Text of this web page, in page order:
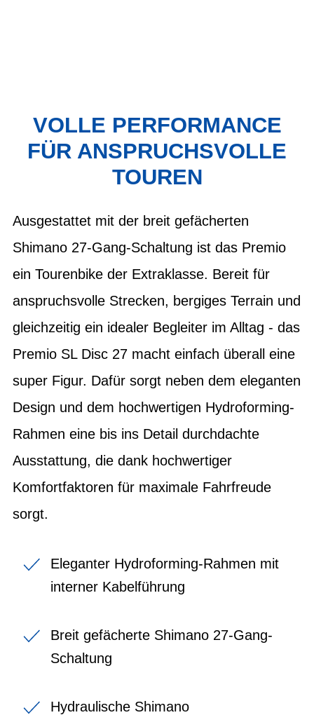
VOLLE PERFORMANCE
FÜR ANSPRUCHSVOLLE
TOUREN
Ausgestattet mit der breit gefächerten
Shimano 27-Gang-Schaltung ist das Premio
ein Tourenbike der Extraklasse. Bereit für
anspruchsvolle Strecken, bergiges Terrain und
gleichzeitig ein idealer Begleiter im Alltag - das
Premio SL Disc 27 macht einfach überall eine
super Figur. Dafür sorgt neben dem eleganten
Design und dem hochwertigen Hydroforming-
Rahmen eine bis ins Detail durchdachte
Ausstattung, die dank hochwertiger
Komfortfaktoren für maximale Fahrfreude
sorgt.
Eleganter Hydroforming-Rahmen mit
interner Kabelführung
Breit gefächerte Shimano 27-Gang-
Schaltung
Hydraulische Shimano